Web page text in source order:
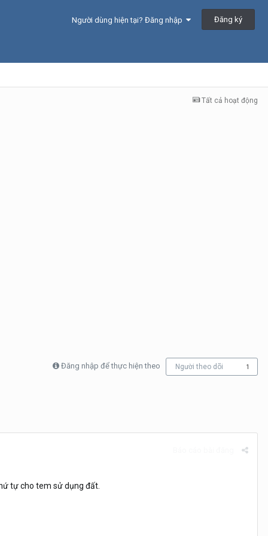
Người dùng hiện tại? Đăng nhập Đăng ký
Tất cả hoạt động
Đăng nhập để thực hiện theo Người theo dõi 1
tự cho tem sử dụng đất.